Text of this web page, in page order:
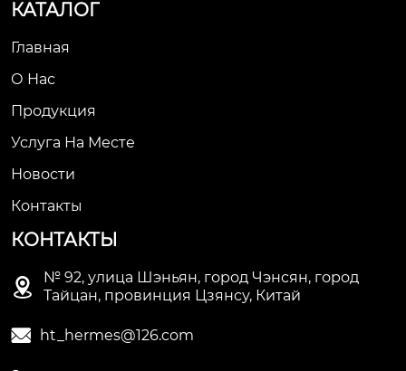
КАТАЛОГ
Главная
О Нас
Продукция
Услуга На Месте
Новости
Контакты
КОНТАКТЫ

№ 92, улица Шэньян, город Чэнсян, город
Тайцан, провинция Цзянсу, Китай
 ht_hermes@126.com